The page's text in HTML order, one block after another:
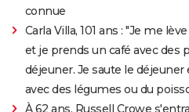
connue
Carla Villa, 101 ans : "Je me
et je prends un café avec des
déjeuner. Je saute le
avec des légumes ou du
À 62 ans, Russell Crowe